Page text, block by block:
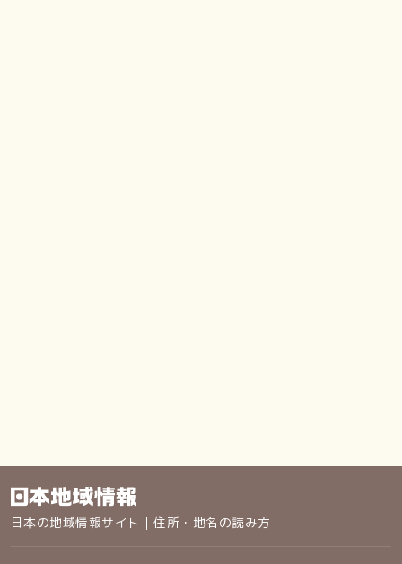
日本の地域情報サイト｜住所・地名の読み方